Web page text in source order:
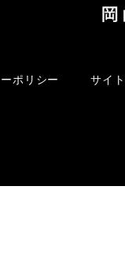
ポリシー サイ